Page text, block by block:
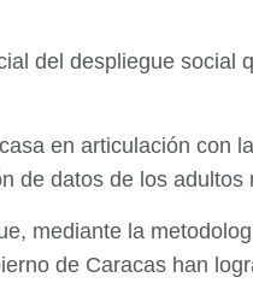
del despliegue social
en articulación con
de datos de los adultos
mediante la
de Caracas han